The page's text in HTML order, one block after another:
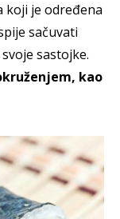
koji je određena
sačuvati
sastojke.
kao